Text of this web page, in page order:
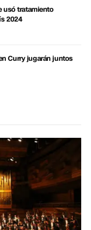
usó tratamiento
2024
Curry jugarán juntos